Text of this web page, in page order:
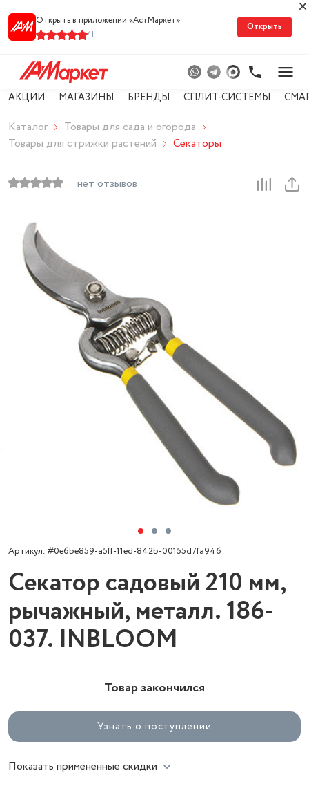
Открыть в приложении «АстМарке‪т‬»
41
Открыть
АКЦИИ МАГАЗИНЫ БРЕНДЫ СПЛИТ-СИСТЕМЫ
Каталог
Товары для сада и огорода
Товары для стрижки растений
Секаторы
нет отзывов
Артикул: #0e6be859-a5ff-11ed-842b-00155d7fa946
Секатор садовый 210 мм,
рычажный, металл. 186-
037. INBLOOM
Товар закончился
Узнать о поступлении
Показать применённые скидки